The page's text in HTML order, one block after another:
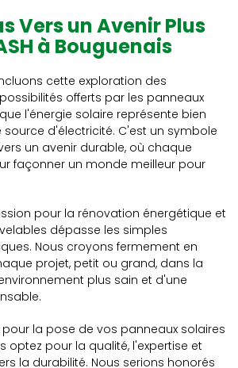
Vers un Avenir Plus
à Bouguenais
cette exploration des
offerts par les panneaux
l'énergie solaire représente bien
d'électricité. C'est un symbole
un avenir durable, où chaque
façonner un monde meilleur pour
pour la rénovation énergétique et
dépasse les simples
Nous croyons fermement en
projet, petit ou grand, dans la
plus sain et d'une
pour la pose de vos panneaux solaires
optez pour la qualité, l'expertise et
la durabilité. Nous serions honorés